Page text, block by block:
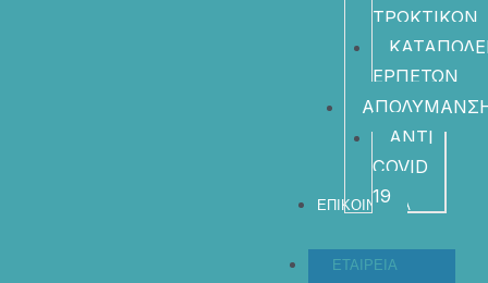
ΤΡΩΚΤΙΚΩΝ
ΕΡΠΕΤΩΝ
ANTI
COVID
19
ΕΠΙΚΟΙΝΩΝΙΑ
ΕΤΑΙΡΕΙΑ